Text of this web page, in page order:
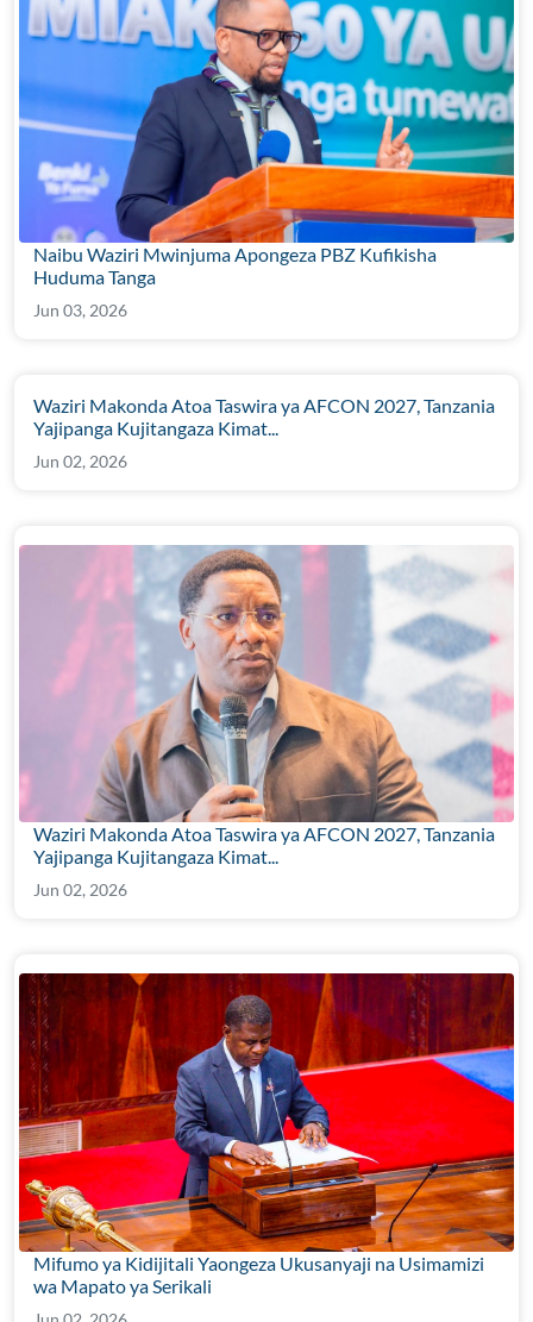
Naibu Waziri Mwinjuma Apongeza PBZ Kufikisha
Huduma Tanga
Jun 03, 2026
Waziri Makonda Atoa Taswira ya AFCON 2027, Tanzania
Yajipanga Kujitangaza Kimat...
Jun 02, 2026
Waziri Makonda Atoa Taswira ya AFCON 2027, Tanzania
Yajipanga Kujitangaza Kimat...
Jun 02, 2026
Mifumo ya Kidijitali Yaongeza Ukusanyaji na Usimamizi
wa Mapato ya Serikali